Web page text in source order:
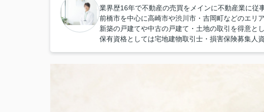
業界歴16年で不動産の売買をメインに不動産業に従
前橋市を中心に高崎市や渋川市・吉岡町などのエリ
新築の戸建てや中古の戸建て・土地の取引を得意と
保有資格としては宅地建物取引士・損害保険募集人